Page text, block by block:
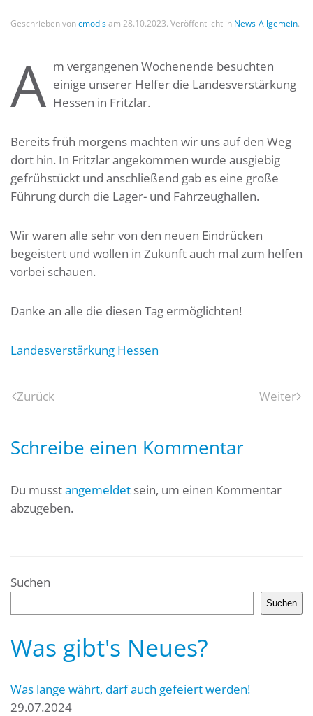
Geschrieben voncmodisam 28.10.2023. Veröffentlicht in News-Allgemein.
A m vergangenen Wochenende besuchten
einige unserer Helfer die Landesverstärkung
Hessen in Fritzlar.
Bereits früh morgens machten wir uns auf den Weg
dort hin. In Fritzlar angekommen wurde ausgiebig
gefrühstückt und anschließend gab es eine große
Führung durch die Lager- und Fahrzeughallen.
Wir waren alle sehr von den neuen Eindrücken
begeistert und wollen in Zukunft auch mal zum helfen
vorbei schauen.
Danke an alle die diesen Tag ermöglichten!
Landesverstärkung Hessen
Zurück Weiter
Schreibe einen Kommentar
Du musstangemeldet sein, um einen Kommentar
abzugeben.
Suchen
Suchen
Was gibt's Neues?
Was lange währt, darf auch gefeiert werden!
29.07.2024